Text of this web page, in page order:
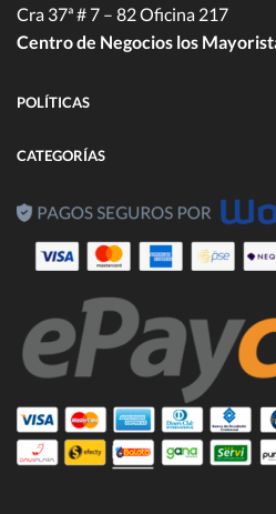
Cra 37ª # 7 – 82 Oficina 217
Centro de Negocios los
POLÍTICAS
CATEGORÍAS